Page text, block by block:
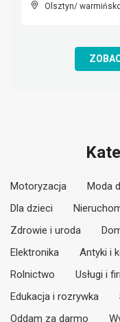
Olsztyn/
Motoryzacja Moda
Dla dzieci
Zdrowie i uroda
Elektronika
Antyki i
Rolnictwo
Usługi i
Edukacja i rozrywka
Oddam za darmo